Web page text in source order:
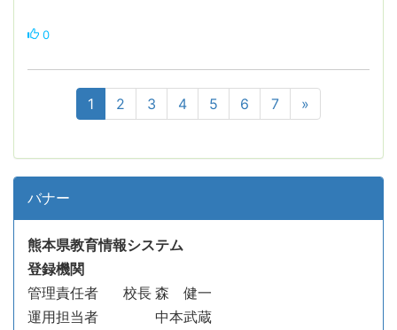
0
1 2 3 4 5 6 7 »
バナー
熊本県教育情報システム
登録機関
管理責任者 校長 森 健一
運用担当者 中本武蔵